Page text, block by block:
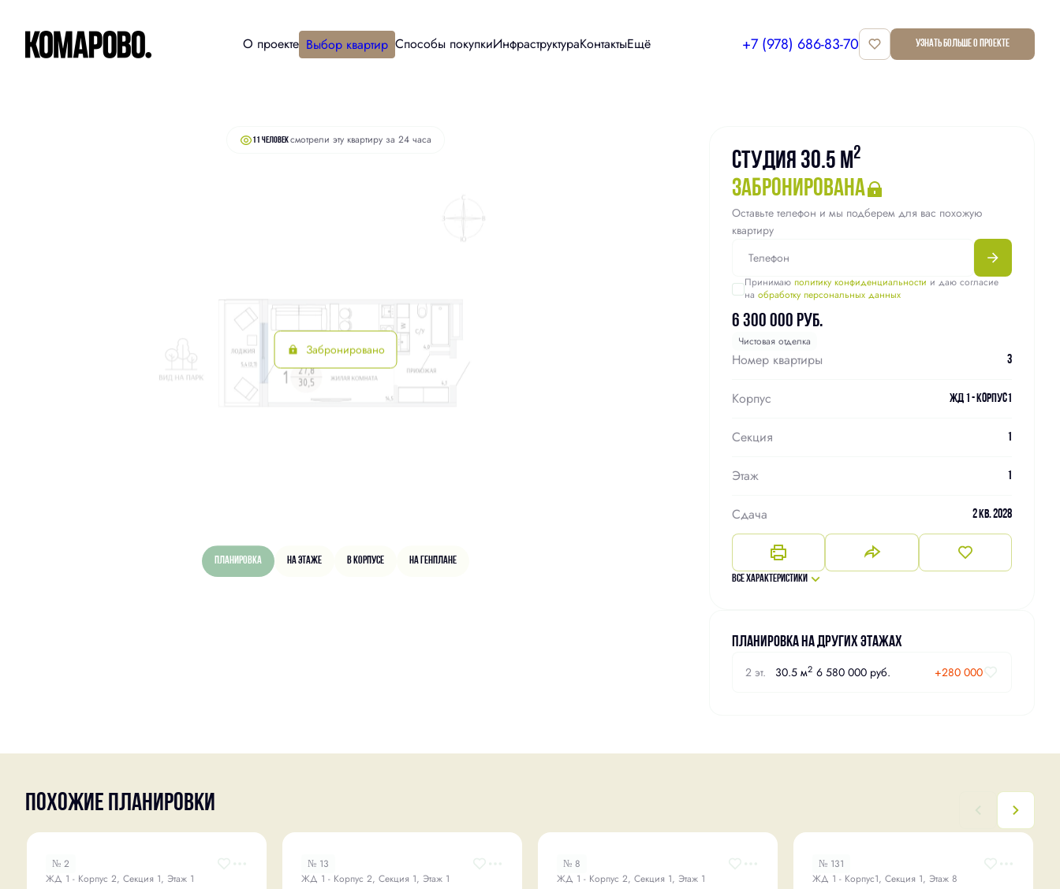
О проекте Выбор квартир Способы покупкиИнфраструктураКонтактыЕщё +7 (978) 686-83-70 Узнать больше о проекте
Студия30.5 м 2 6 300 000 руб. Квартира забронирована
11 человексмотрели эту квартиру за 24 часа
Забронировано
Планировка На этаже В корпусе На генплане
Студия 30.5 м2
забронирована
Оставьте телефон и мы подберем для вас похожую
квартиру
Принимаю политику конфиденциальности и даю согласие
на обработку персональных данных
6 300 000 руб.
Чистовая отделка
Номер квартиры 3
Корпус ЖД 1 - Корпус1
Секция 1
Этаж 1
Сдача 2 кв. 2028
Все характеристики
Планировка на других этажах
2 эт.
30.5 м2 6 580 000 руб. +280 000
Похожие планировки
№ 2
ЖД 1 - Корпус 2, Секция 1, Этаж 1
№ 13
ЖД 1 - Корпус 2, Секция 1, Этаж 1
№ 8
ЖД 1 - Корпус 2, Секция 1, Этаж 1
№ 131
ЖД 1 - Корпус1, Секция 1, Этаж 8